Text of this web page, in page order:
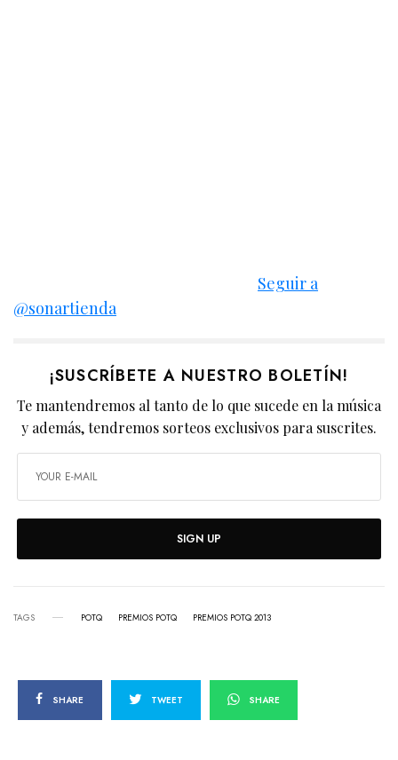
Seguir a
@sonartienda
¡SUSCRÍBETE A NUESTRO BOLETÍN!
Te mantendremos al tanto de lo que sucede en la música
y además, tendremos sorteos exclusivos para suscrites.
SIGN UP
TAGS POTQ PREMIOS POTQ PREMIOS POTQ 2013
SHARE TWEET SHARE